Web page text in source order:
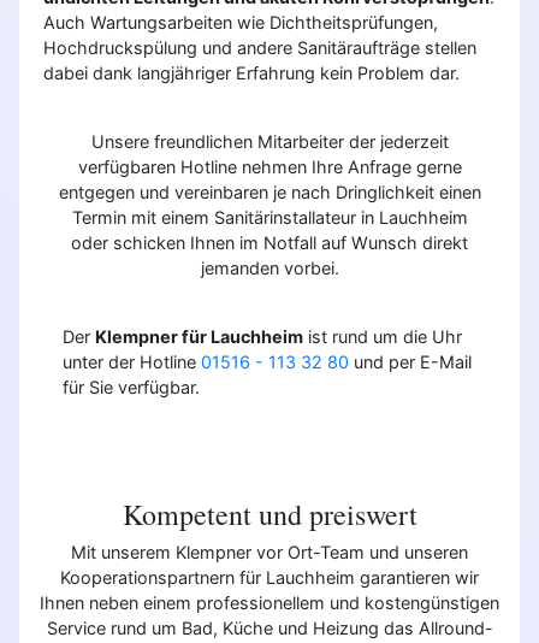
Auch Wartungsarbeiten wie Dichtheitsprüfungen,
Hochdruckspülung und andere Sanitäraufträge stellen
dabei dank langjähriger Erfahrung kein Problem dar.
Unsere freundlichen Mitarbeiter der jederzeit
verfügbaren Hotline nehmen Ihre Anfrage gerne
entgegen und vereinbaren je nach Dringlichkeit einen
Termin mit einem Sanitärinstallateur in Lauchheim
oder schicken Ihnen im Notfall auf Wunsch direkt
jemanden vorbei.
Der Klempner für Lauchheim ist rund um die Uhr
unter der Hotline 01516 - 113 32 80 und per E-Mail
für Sie verfügbar.
Kompetent und preiswert
Mit unserem Klempner vor Ort-Team und unseren
Kooperationspartnern für Lauchheim garantieren wir
Ihnen neben einem professionellem und kostengünstigen
Service rund um Bad, Küche und Heizung das Allround-